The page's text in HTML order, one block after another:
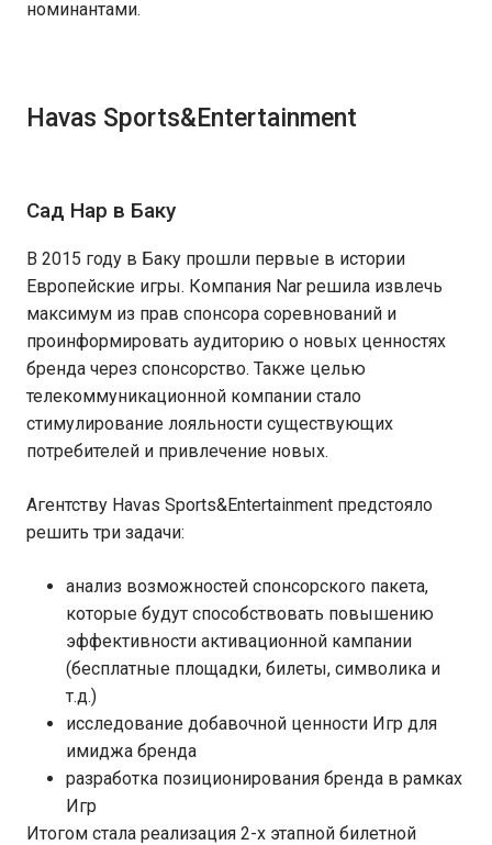
номинантами.
Havas Sports&Entertainment
Сад Нар в Баку
В 2015 году в Баку прошли первые в истории
Европейские игры. Компания Nar решила извлечь
максимум из прав спонсора соревнований и
проинформировать аудиторию о новых ценностях
бренда через спонсорство. Также целью
телекоммуникационной компании стало
стимулирование лояльности существующих
потребителей и привлечение новых.
Агентству Havas Sports&Entertainment предстояло
решить три задачи:
анализ возможностей спонсорского пакета,
которые будут способствовать повышению
эффективности активационной кампании
(бесплатные площадки, билеты, символика и
т.д.)
исследование добавочной ценности Игр для
имиджа бренда
разработка позиционирования бренда в рамках
Игр
Итогом стала реализация 2-х этапной билетной